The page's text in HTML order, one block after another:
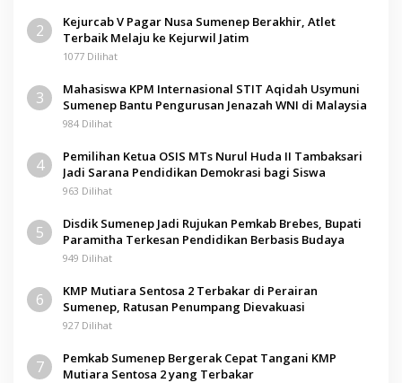
2
Kejurcab V Pagar Nusa Sumenep Berakhir, Atlet
Terbaik Melaju ke Kejurwil Jatim
1077 Dilihat
3
Mahasiswa KPM Internasional STIT Aqidah Usymuni
Sumenep Bantu Pengurusan Jenazah WNI di Malaysia
984 Dilihat
4
Pemilihan Ketua OSIS MTs Nurul Huda II Tambaksari
Jadi Sarana Pendidikan Demokrasi bagi Siswa
963 Dilihat
5
Disdik Sumenep Jadi Rujukan Pemkab Brebes, Bupati
Paramitha Terkesan Pendidikan Berbasis Budaya
949 Dilihat
6
KMP Mutiara Sentosa 2 Terbakar di Perairan
Sumenep, Ratusan Penumpang Dievakuasi
927 Dilihat
7
Pemkab Sumenep Bergerak Cepat Tangani KMP
Mutiara Sentosa 2 yang Terbakar